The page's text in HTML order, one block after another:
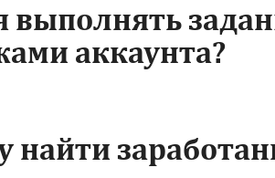
выполнять
аккаунта?
найти